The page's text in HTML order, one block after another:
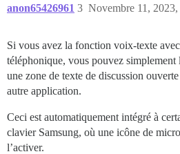
anon65426961 Novembre 11,
3
Si vous avez la fonction voix-texte
téléphonique, vous pouvez simplement
une zone de texte de discussion
autre application.
Ceci est automatiquement intégré à
clavier Samsung, où une icône de
l’activer.